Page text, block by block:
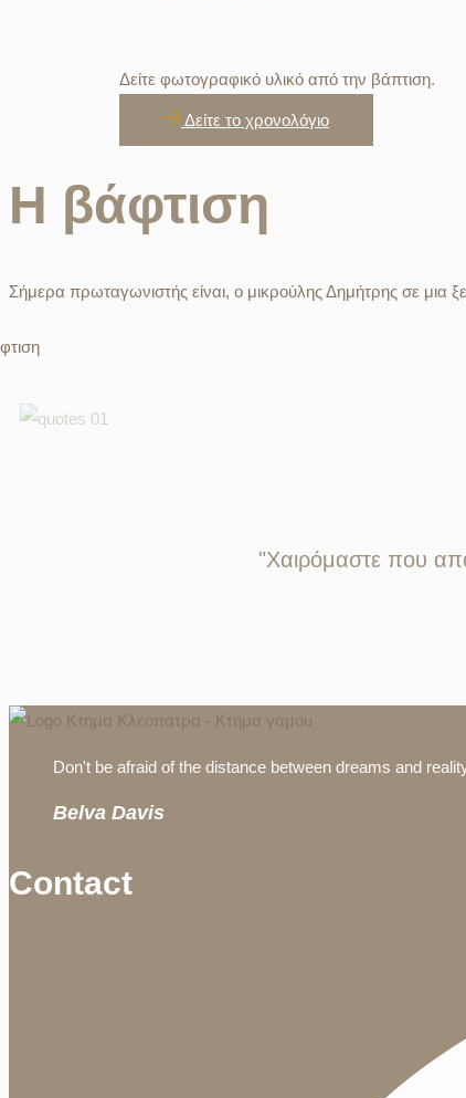
Δείτε φωτογραφικό υλικό από την βάπτιση.
Δείτε το χρονολόγιο
Η βάφτιση
Σήμερα πρωταγωνιστής είναι, ο μικρούλης Δημήτρης σε
"Χαιρόμαστε που
Don't be afraid of the distance between dreams and
Belva Davis
Contact